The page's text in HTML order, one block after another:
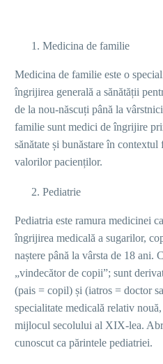
Medicina de familie
Medicina de familie este o
îngrijirea generală a sănătății
de la nou-născuți până la
familie sunt medici de îngrijire
sănătate și bunăstare în
valorilor pacienților.
Pediatrie
Pediatria este ramura medicinei
îngrijirea medicală a sugarilor,
naștere până la vârsta de 18 ani.
„vindecător de copii”; sunt
(pais = copil) și (iatros = doctor
specialitate medicală relativ
mijlocul secolului al XIX-lea.
cunoscut ca părintele pediatriei.